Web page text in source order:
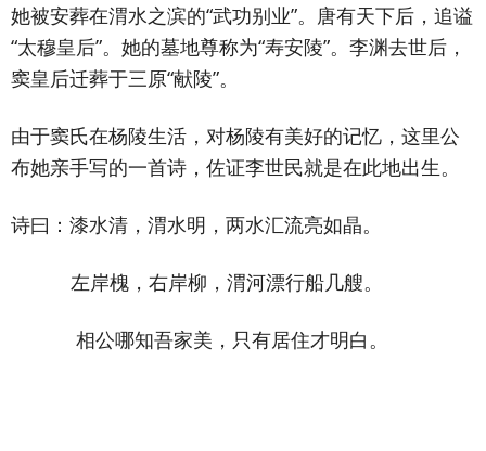
她被安葬在渭水之滨的“武功别业”。唐有天下后，追谥
“太穆皇后”。她的墓地尊称为“寿安陵”。李渊去世后，
窦皇后迁葬于三原“献陵”。
由于窦氏在杨陵生活，对杨陵有美好的记忆，这里公
布她亲手写的一首诗，佐证李世民就是在此地出生。
诗曰：漆水清，渭水明，两水汇流亮如晶。
左岸槐，右岸柳，渭河漂行船几艘。
相公哪知吾家美，只有居住才明白。